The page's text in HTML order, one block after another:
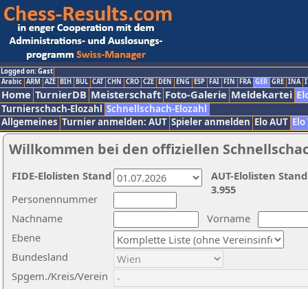
Logged on: Gast
Arabic ARM AZE BIH BUL CAT CHN CRO CZE DEN ENG ESP FAI FIN FRA GER GRE INA
Home TurnierDB Meisterschaft Foto-Galerie Meldekartei
Turnierschach-Elozahl Schnellschach-Elozahl
Allgemeines Turnier anmelden: AUT Spieler anmelden Elo AUT
Willkommen bei den offiziellen
Nachname
Vorname
Ebene
Personennummer
Bundesland
Spgem./Kreis/Verein
AUT-Elolisten
3.955
FIDE-Elolisten Stand